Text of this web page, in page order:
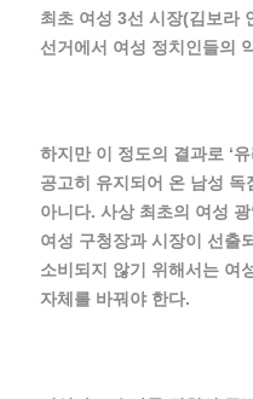
최초 여성 3선 시장(김보라
선거에서 여성 정치인들의
하지만 이 정도의 결과로 ‘
공고히 유지되어 온 남성
아니다. 사상 최초의 여성
여성 구청장과 시장이 선출
소비되지 않기 위해서는 여
자체를 바꿔야 한다.